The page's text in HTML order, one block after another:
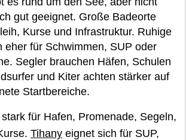
gut geeignet. Große Badeorte
Kurse und Infrastruktur. Ruhige
eher für Schwimmen, SUP oder
Segler brauchen Häfen, Schulen
und Kiter achten stärker auf
Startbereiche.
stark für Hafen, Promenade, Segeln,
Tihany eignet sich für SUP,